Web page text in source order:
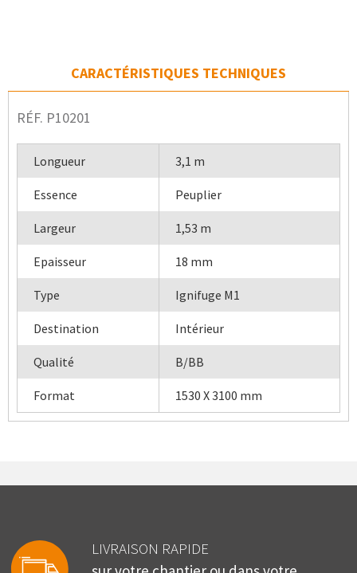
CARACTÉRISTIQUES TECHNIQUES
RÉF. P10201
Longueur 3,1 m
Essence Peuplier
Largeur 1,53 m
Epaisseur 18 mm
Type Ignifuge M1
Destination Intérieur
Qualité B/BB
Format 1530 X 3100 mm
LIVRAISON RAPIDE